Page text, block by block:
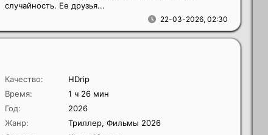
22-03-2026, 02:30
случайность. Ее друзья...
Качество:
HDrip
Время:
1 ч 26 мин
Год:
2026
Жанр:
Триллер, Фильмы 2026